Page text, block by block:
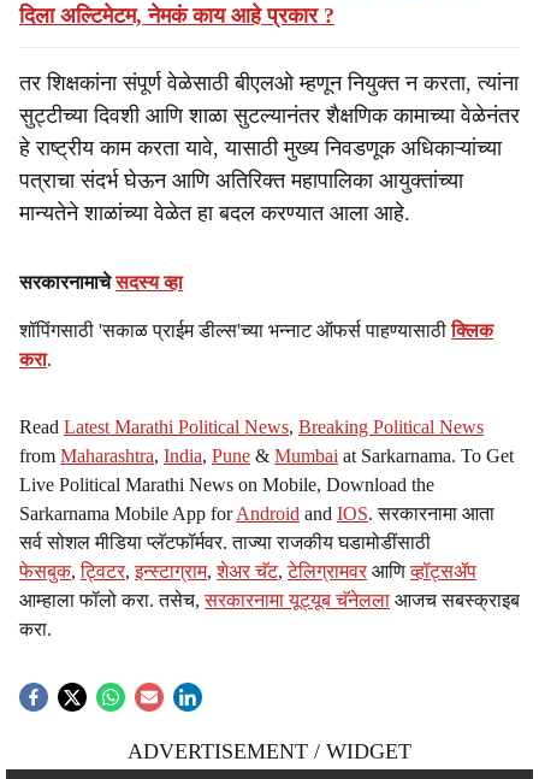
दिला अल्टिमेटम, नेमकं काय आहे प्रकार ?
तर शिक्षकांना संपूर्ण वेळेसाठी बीएलओ म्हणून नियुक्त न करता, त्यांना
सुट्टीच्या दिवशी आणि शाळा सुटल्यानंतर शैक्षणिक कामाच्या वेळेनंतर
हे राष्ट्रीय काम करता यावे, यासाठी मुख्य निवडणूक अधिकाऱ्यांच्या
पत्राचा संदर्भ घेऊन आणि अतिरिक्त महापालिका आयुक्तांच्या
मान्यतेने शाळांच्या वेळेत हा बदल करण्यात आला आहे.
सरकारनामाचेसदस्य व्हा
शॉपिंगसाठी 'सकाळ प्राईम डील्स'च्या भन्नाट ऑफर्स पाहण्यासाठीक्लिक
करा.
Read Latest Marathi Political News, Breaking Political News
from Maharashtra, India, Pune & Mumbai at Sarkarnama. To Get
Live Political Marathi News on Mobile, Download the
Sarkarnama Mobile App forAndroid and IOS. सरकारनामा आता
सर्व सोशल मीडिया प्लॅटफॉर्मवर. ताज्या राजकीय घडामोडींसाठी
फेसबुक,ट्विटर,इन्स्टाग्राम,शेअर चॅट,टेलिग्रामवर आणिव्हॉट्सॲप
आम्हाला फॉलो करा. तसेच,सरकारनामा यूट्यूब चॅनेलला आजच सबस्क्राइब
करा.
ADVERTISEMENT / WIDGET